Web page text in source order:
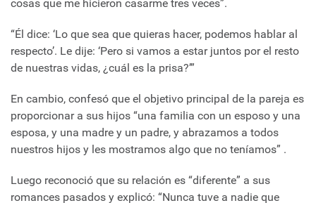
cosas que me hicieron casarme tres veces”.
“Él dice: ‘Lo que sea que quieras hacer, podemos hablar al
respecto’. Le dije: ‘Pero si vamos a estar juntos por el resto
de nuestras vidas, ¿cuál es la prisa?’”
En cambio, confesó que el objetivo principal de la pareja es
proporcionar a sus hijos “una familia con un esposo y una
esposa, y una madre y un padre, y abrazamos a todos
nuestros hijos y les mostramos algo que no teníamos” .
Luego reconoció que su relación es “diferente” a sus
romances pasados ​​y explicó: “Nunca tuve a nadie que